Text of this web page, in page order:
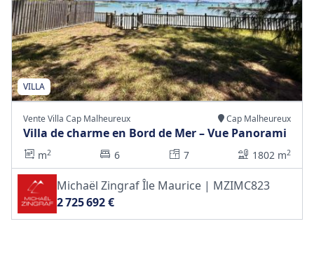
VILLA
Vente Villa Cap Malheureux Cap Malheureux
Villa de charme en Bord de Mer – Vue Panorami
m2 6 7 1802 m2
Michaël Zingraf Île Maurice | MZIMC823
2 725 692 €